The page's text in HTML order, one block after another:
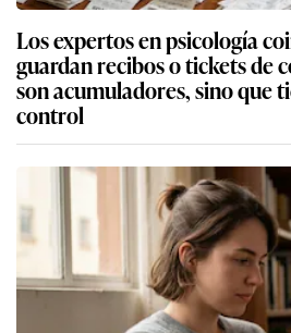
Los expertos en psicología
guardan recibos o tickets de
son acumuladores, sino que
control